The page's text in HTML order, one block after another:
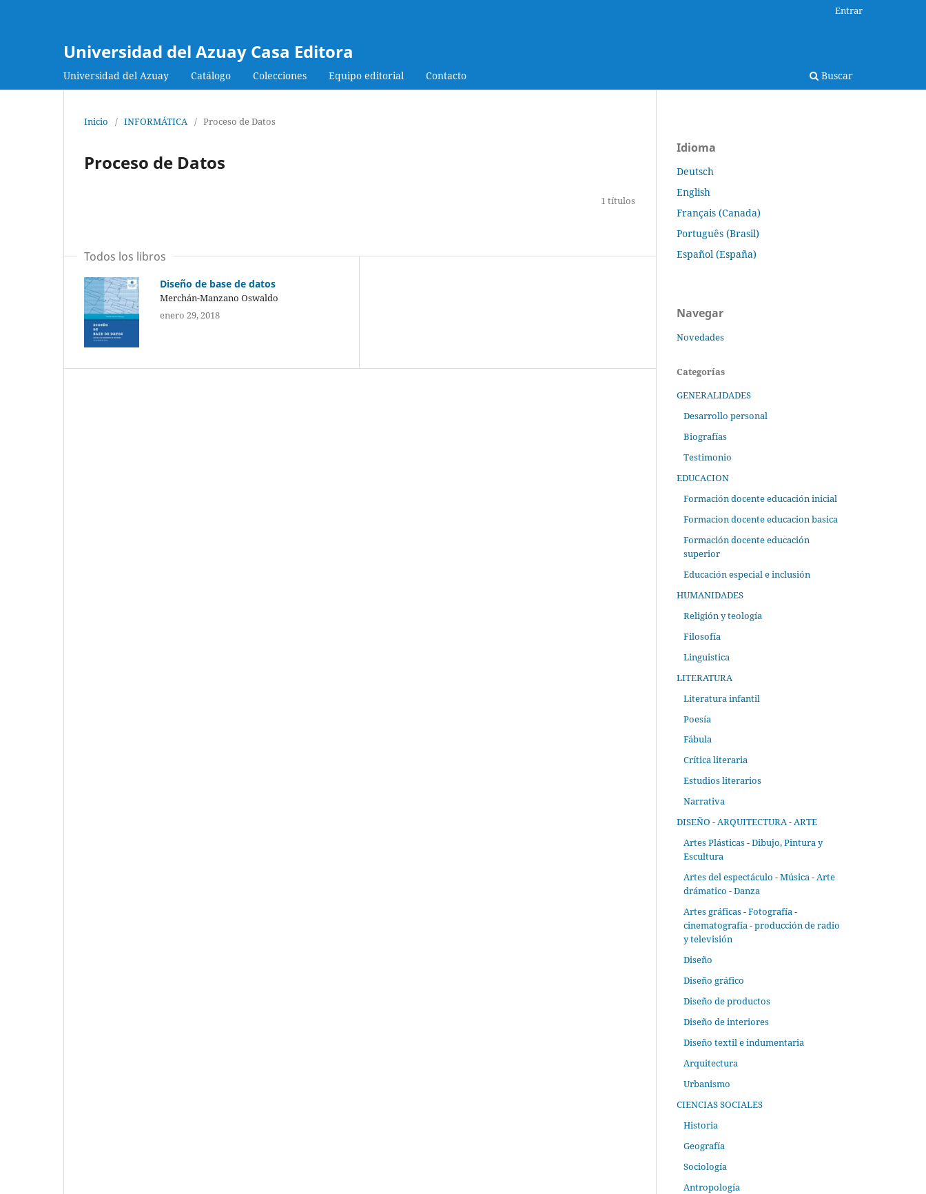
Universidad del Azuay Casa Editora
Universidad del Azuay Catálogo Colecciones Equipo editorial Contacto Buscar
Entrar
Inicio / INFORMÁTICA / Proceso de Datos
Proceso de Datos
1 títulos
Todos los libros
Diseño de base de datos
Merchán-Manzano Oswaldo
enero 29, 2018
Idioma
Deutsch
English
Français (Canada)
Português (Brasil)
Español (España)
Navegar
Novedades
Categorías
GENERALIDADES
Desarrollo personal
Biografías
Testimonio
EDUCACION
Formación docente educación inicial
Formacion docente educacion basica
Formación docente educación
superior
Educación especial e inclusión
HUMANIDADES
Religión y teología
Filosofía
Linguistica
LITERATURA
Literatura infantil
Poesía
Fábula
Crítica literaria
Estudios literarios
Narrativa
DISEÑO - ARQUITECTURA - ARTE
Artes Plásticas - Dibujo, Pintura y
Escultura
Artes del espectáculo - Música - Arte
drámatico - Danza
Artes gráficas - Fotografía -
cinematografía - producción de radio
y televisión
Diseño
Diseño gráfico
Diseño de productos
Diseño de interiores
Diseño textil e indumentaria
Arquitectura
Urbanismo
CIENCIAS SOCIALES
Historia
Geografía
Sociología
Antropología